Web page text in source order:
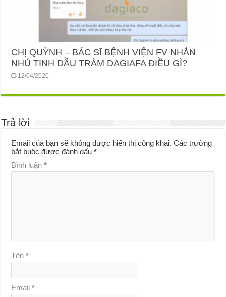
CHỊ QUỲNH – BÁC SĨ BỆNH VIỆN FV NHẮN
NHỦ TINH DẦU TRÀM DAGIAFA ĐIỀU GÌ?
12/04/2020
Trả lời
Email của bạn sẽ không được hiển thị công khai. Các trường
bắt buộc được đánh dấu*
Bình luận*
Tên*
Email*